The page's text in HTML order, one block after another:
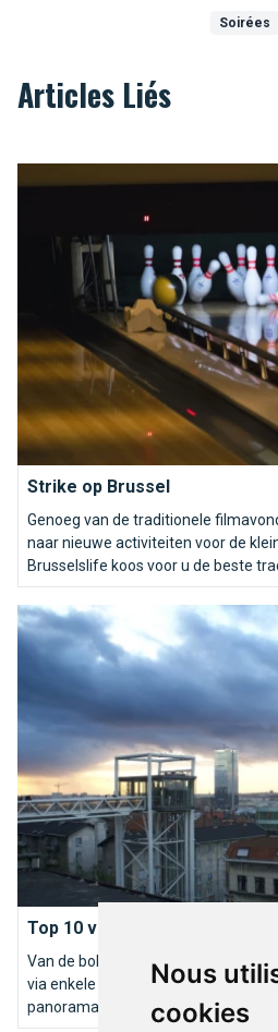
Nous
cookies
Soirées
Articles Liés
Strike op Brussel
Genoeg van de traditionele
naar nieuwe activiteiten voor de
Brusselslife koos voor u de beste
Top 10 van mooiste Brusselse
Van de bollen van het Atomium tot
via enkele prestigieuze terrassen,
panorama's. Top 10 van de mooiste
Top 10 van mooiste Brusselse